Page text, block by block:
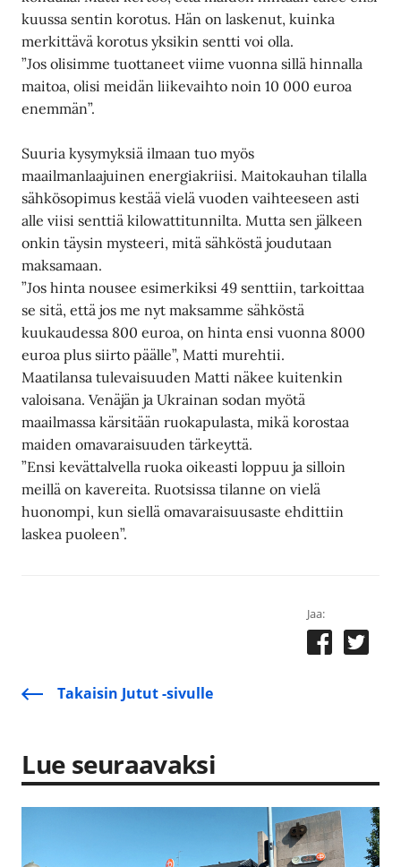
kuussa sentin korotus. Hän on laskenut, kuinka
merkittävä korotus yksikin sentti voi olla.
”Jos olisimme tuottaneet viime vuonna sillä hinnalla
maitoa, olisi meidän liikevaihto noin 10 000 euroa
enemmän”.
Suuria kysymyksiä ilmaan tuo myös
maailmanlaajuinen energiakriisi. Maitokauhan tilalla
sähkösopimus kestää vielä vuoden vaihteeseen asti
alle viisi senttiä kilowattitunnilta. Mutta sen jälkeen
onkin täysin mysteeri, mitä sähköstä joudutaan
maksamaan.
”Jos hinta nousee esimerkiksi 49 senttiin, tarkoittaa
se sitä, että jos me nyt maksamme sähköstä
kuukaudessa 800 euroa, on hinta ensi vuonna 8000
euroa plus siirto päälle”, Matti murehtii.
Maatilansa tulevaisuuden Matti näkee kuitenkin
valoisana. Venäjän ja Ukrainan sodan myötä
maailmassa kärsitään ruokapulasta, mikä korostaa
maiden omavaraisuuden tärkeyttä.
”Ensi kevättalvella ruoka oikeasti loppuu ja silloin
meillä on kavereita. Ruotsissa tilanne on vielä
huonompi, kun siellä omavaraisuusaste ehdittiin
laskea puoleen”.
Jaa:
Takaisin Jutut -sivulle
Lue seuraavaksi